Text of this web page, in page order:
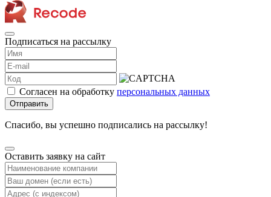
Подписаться на рассылку
Согласен на обработку персональных данных
Отправить
Спасибо, вы успешно подписались на рассылку!
Оставить заявку на сайт